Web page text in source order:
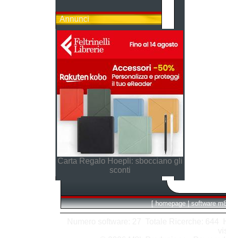
Annunci
Carta Regalo Hoepli: sbocciano gli
sconti
[ homepage | software